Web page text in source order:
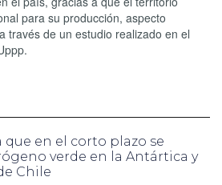
para su producción, aspecto
través de un estudio realizado en el
que en el corto plazo se
verde en la Antártica y
Chile